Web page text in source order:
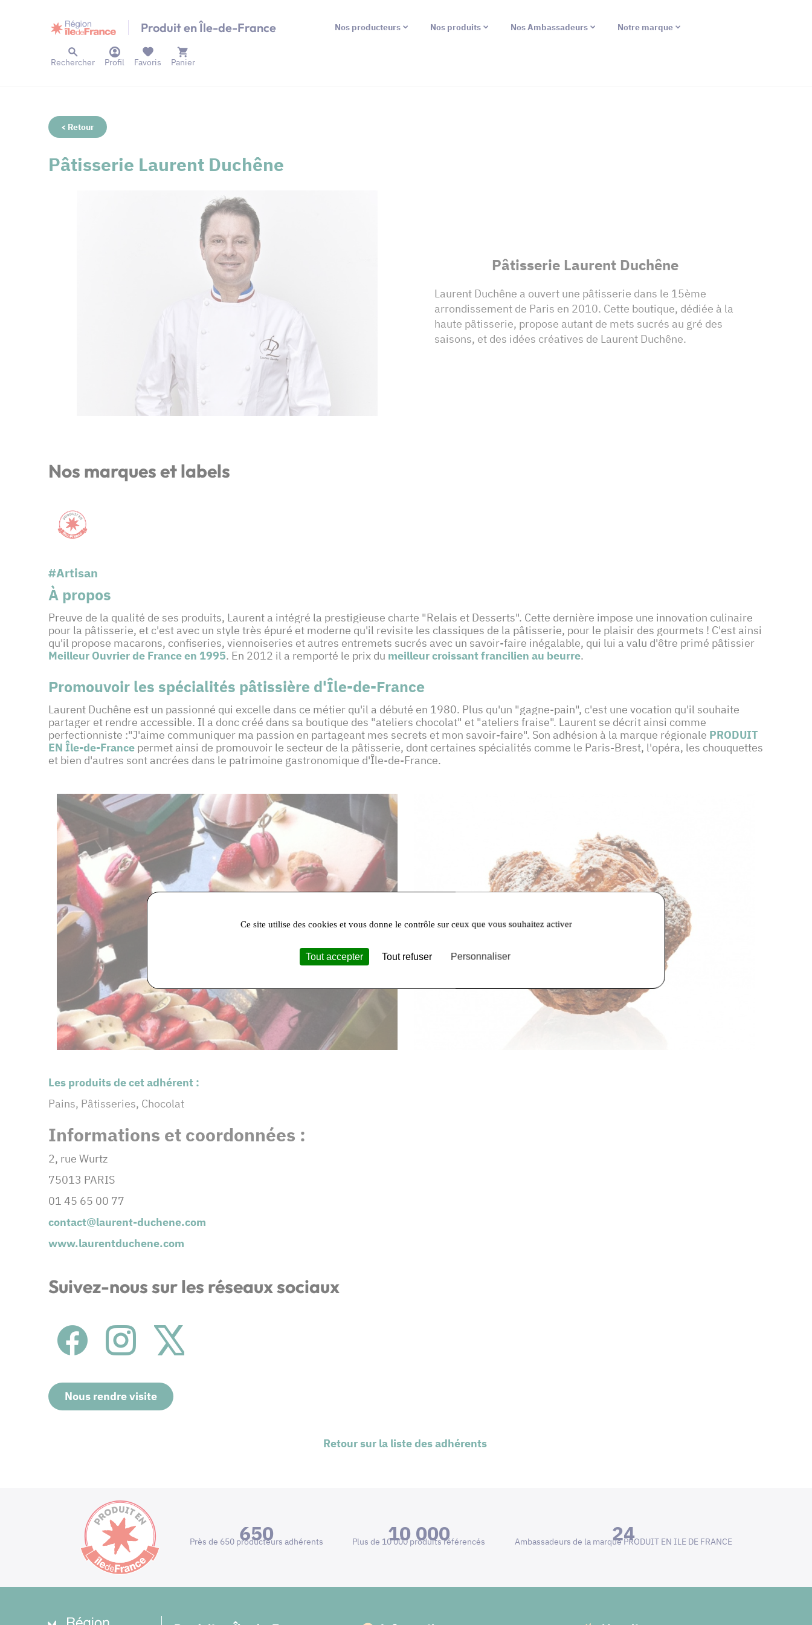
Produit en Île-de-France Nos producteurs Nos produits Nos Ambassadeurs Notre marque
Rechercher Profil Panier
Favoris
< Retour
Pâtisserie Laurent Duchêne
Pâtisserie Laurent Duchêne
Laurent Duchêne a ouvert une pâtisserie dans le 15ème
arrondissement de Paris en 2010. Cette boutique, dédiée à la
haute pâtisserie, propose autant de mets sucrés au gré des
saisons, et des idées créatives de Laurent Duchêne.
Nos marques et labels
#Artisan
À propos
Preuve de la qualité de ses produits, Laurent a intégré la prestigieuse charte "Relais et Desserts". Cette dernière impose une innovation culinaire
pour la pâtisserie, et c'est avec un style très épuré et moderne qu'il revisite les classiques de la pâtisserie, pour le plaisir des gourmets ! C'est ainsi
qu'il propose macarons, confiseries, viennoiseries et autres entremets sucrés avec un savoir-faire inégalable, qui lui a valu d'être primé pâtissier
Meilleur Ouvrier de France en 1995. En 2012 il a remporté le prix du meilleur croissant francilien au beurre.
Promouvoir les spécialités pâtissière d'Île-de-France
Laurent Duchêne est un passionné qui excelle dans ce métier qu'il a débuté en 1980. Plus qu'un "gagne-pain", c'est une vocation qu'il souhaite
partager et rendre accessible. Il a donc créé dans sa boutique des "ateliers chocolat" et "ateliers fraise". Laurent se décrit ainsi comme
perfectionniste :"J'aime communiquer ma passion en partageant mes secrets et mon savoir-faire". Son adhésion à la marque régionale PRODUIT
EN Île-de-France permet ainsi de promouvoir le secteur de la pâtisserie, dont certaines spécialités comme le Paris-Brest, l'opéra, les chouquettes
et bien d'autres sont ancrées dans le patrimoine gastronomique d'Île-de-France.
Les produits de cet adhérent :
Pains, Pâtisseries, Chocolat
Informations et coordonnées :
2, rue Wurtz
75013 PARIS
01 45 65 00 77
contact@laurent-duchene.com
www.laurentduchene.com
Suivez-nous sur les réseaux sociaux
Nous rendre visite
Retour sur la liste des adhérents
650
Près de 650 producteurs adhérents 10 000
Plus de 10 000 produits référencés 24
Ambassadeurs de la marque PRODUIT EN ILE DE FRANCE
Ce site utilise des cookies et vous donne le contrôle sur ceux que vous souhaitez activer
Tout accepter Tout refuser Personnaliser